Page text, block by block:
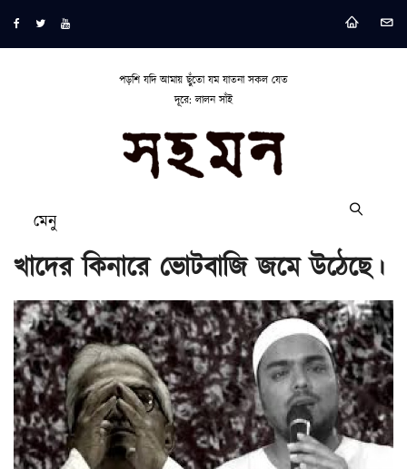
পড়শি যদি আমায় ছুঁতো যম যাতনা সকল যেত
দূরে: লালন সাঁই
মেনু
খাদের কিনারে ভোটবাজি জমে উঠেছে।